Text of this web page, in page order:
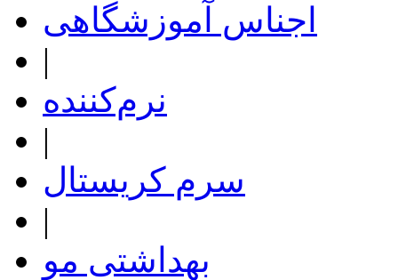
اجناس آموزشگاهی
|
نرم‌کننده
|
سرم کریستال
|
بهداشتی مو